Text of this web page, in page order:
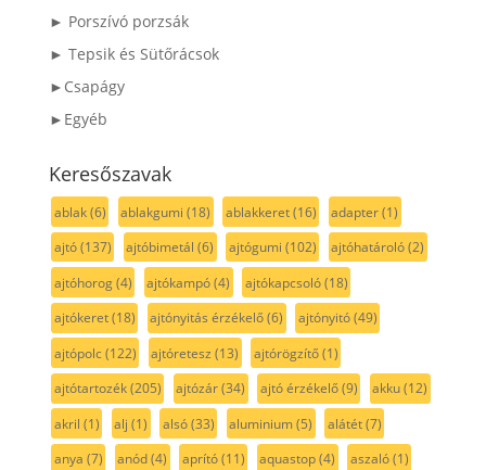
► Porszívó porzsák
► Tepsik és Sütőrácsok
►Csapágy
►Egyéb
Keresőszavak
ablak(6) ablakgumi (18) ablakkeret(16) adapter(1)
ajtó(137) ajtóbimetál (6) ajtógumi (102) ajtóhatároló(2)
ajtóhorog(4) ajtókampó(4) ajtókapcsoló(18)
ajtókeret(18) ajtónyitás érzékelő(6) ajtónyitó(49)
ajtópolc(122) ajtóretesz (13) ajtórögzítő(1)
ajtótartozék(205) ajtózár(34) ajtó érzékelő(9) akku(12)
akril (1) alj (1) alsó(33) aluminium(5) alátét(7)
anya (7) anód(4) aprító(11) aquastop(4) aszaló(1)